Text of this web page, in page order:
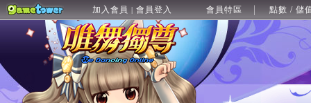
加入會員 | 會員登入 會員特區 點數 / 儲